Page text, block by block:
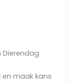
Dierendag
maak kans